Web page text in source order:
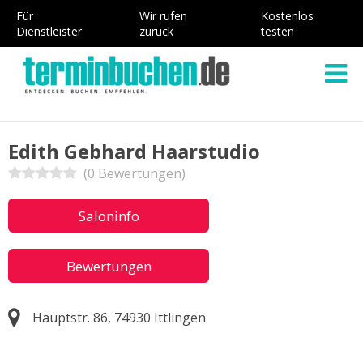
Für
Dienstleister
Wir rufen
zurück
Kostenlos
testen
Edith Gebhard Haarstudio
(0 Bewertungen)
Saloninfo
Bewertungen
Hauptstr. 86, 74930 Ittlingen